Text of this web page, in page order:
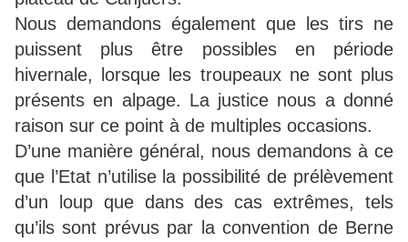
Nous demandons également que les tirs ne
puissent plus être possibles en période
hivernale, lorsque les troupeaux ne sont plus
présents en alpage. La justice nous a donné
raison sur ce point à de multiples occasions.
D’une manière général, nous demandons à ce
que l’Etat n’utilise la possibilité de prélèvement
d’un loup que dans des cas extrêmes, tels
qu’ils sont prévus par la convention de Berne